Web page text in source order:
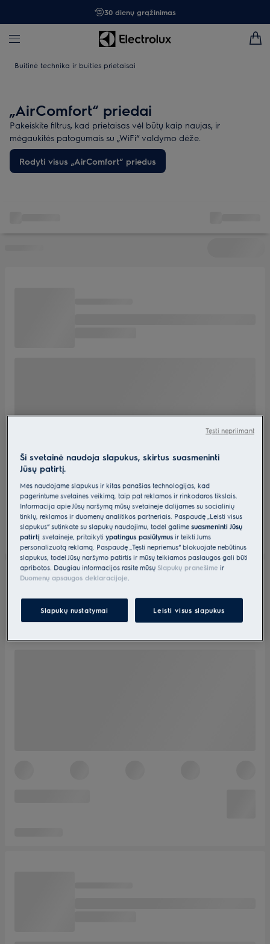
30 dienų grąžinimas
Buitinė technika ir buities prietaisai
„AirComfort“ priedai
Pakeiskite filtrus, kad prietaisas vėl būtų kaip naujas, ir
mėgaukitės patogumais su „WiFi“ valdymo dėže.
Rodyti visus „AirComfort“ priedus
Ši svetainė naudoja slapukus, skirtus suasmeninti
Jūsų patirtį.
Mes naudojame slapukus ir kitas panašias technologijas, kad
pagerintume svetainės veikimą, taip pat reklamos ir rinkodaros tikslais.
Informacija apie Jūsų naršymą mūsų svetainėje dalijamės su socialinių
tinklų, reklamos ir duomenų analitikos partneriais. Paspaudę „Leisti visus
slapukus“ sutinkate su slapukų naudojimu, todėl galimesuasmeninti Jūsų
patirtįsvetainėje, pritaikytiypatingus pasiūlymus ir teikti Jums
personalizuotą reklamą. Paspaudę „Tęsti nepriėmus“ blokuojate nebūtinus
slapukus, todėl Jūsų naršymo patirtis ir mūsų teikiamos paslaugos gali būti
apribotos. Daugiau informacijos rasite mūsų Slapukų pranešime ir
Duomenų apsaugos deklaracijoje.
Slapukų nustatymai Leisti visus slapukus
Tęsti nepriimant